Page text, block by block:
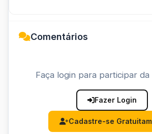
Comentários
Faça login para participar da
Fazer Login
Cadastre-se